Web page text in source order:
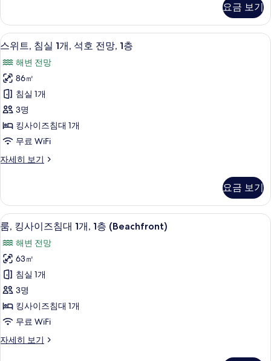
호
전
망,
1
층
사
진
모
두
보
즈
침
대
개,
석
호
전
망,
층
자
히
요금 보기
스
트,
침
실
1
개,
석
호
망,
층
사
진
모
두
보
기
스위트, 침실 1개, 석호 전망, 1층 | 고급
8
스위트, 침실 1개, 석호 전망, 1층
해변 전망
86㎡
침실 1개
3명
킹사이즈침대 1개
무료 WiFi
자세히 보기
스
실
개,
석
호
전
망,
층
자
세
히
기
요금 보기
룸,
킹
사
이
즈
침
대
개,
룸, 킹사이즈침대 1개, 1층
6
룸, 킹사이즈침대 1개, 1층 (Beachfront)
해변 전망
63㎡
침실 1개
3명
킹사이즈침대 1개
무료 WiFi
자세히 보기
룸,